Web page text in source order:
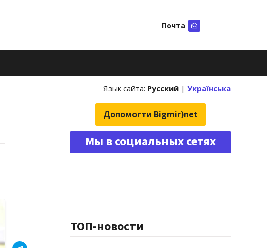
Почта
Язык сайта: Русский | Українська
Допомогти Bigmir)net
Мы в социальных сетях
ТОП-новости